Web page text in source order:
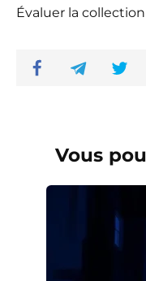
Évaluer la collection
Vous